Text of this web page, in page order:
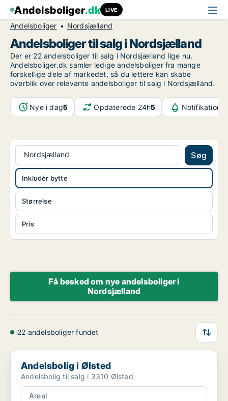
Andelsboliger.dk LIVE
Andelsboliger Nordsjælland
Andelsboliger til salg i Nordsjælland
Der er 22 andelsboliger til salg i Nordsjælland lige nu.
Andelsboliger.dk samler ledige andelsboliger fra mange
forskellige dele af markedet, så du lettere kan skabe
overblik over relevante andelsboliger til salg i Nordsjælland.
Nye i dag5 Opdaterede 24h5
Nordsjælland Søg
Størrelse
Pris
Inkludér bytte
Få besked om nye andelsboliger i
Nordsjælland
22 andelsboliger fundet
Andelsbolig i Ølsted
Andelsbolig i Ølsted
Andelsbolig til salg i 3310 Ølsted
Areal